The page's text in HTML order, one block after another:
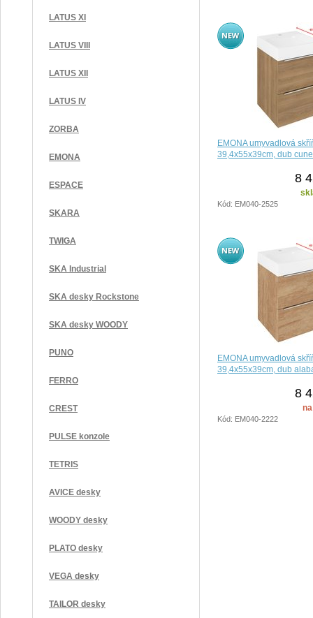
LATUS XI
LATUS VIII
LATUS XII
LATUS IV
ZORBA
EMONA
ESPACE
SKARA
TWIGA
SKA Industrial
SKA desky Rockstone
SKA desky WOODY
PUNO
FERRO
CREST
PULSE konzole
TETRIS
AVICE desky
WOODY desky
PLATO desky
VEGA desky
TAILOR desky
EMONA umyvadlová
39,4x55x39cm, dub
8
Kód: EM040-2525
EMONA umyvadlová
39,4x55x39cm, dub
8
Kód: EM040-2222